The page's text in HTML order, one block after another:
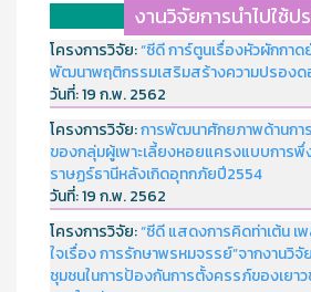
งานวิจัยการนำไปใช้ป
โครงการวิจัย:“ซีดี การ์ตูนเรื่องหัวผักกาด
พัฒนาพฤติกรรมเสริมสร้างความปรองด
วันที่:19 ก.พ. 2562
โครงการวิจัย:การพัฒนาศักยภาพด้านกา
ของกลุ่มผู้เพาะเลี้ยงหอยแครงแบบการพึ่
ราษฏร์ธานีหลังเกิดอุทกภัยปี2554
วันที่:19 ก.พ. 2562
โครงการวิจัย:“ซีดี แสดงการคิดท่าเต้น เ
ใจเรื่อง การรักษาพรหมจรรย์”จากงานวิ
ชุมชนในการป้องกันการตั้งครรภ์ของเยาว